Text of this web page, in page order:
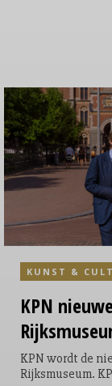
KPN
KPN wordt de
Rijksmuseum.
KUNST &